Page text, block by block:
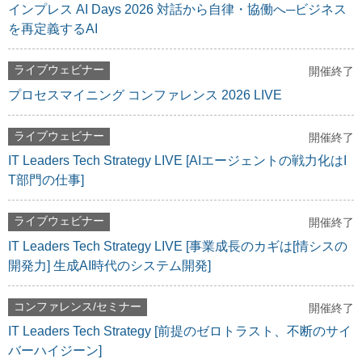
インプレス AI Days 2026 対話から自律・協働へ─ビジネス
を再定義するAI
ライブウェビナー 開催終了
プロセスマイニング コンファレンス 2026 LIVE
ライブウェビナー 開催終了
IT Leaders Tech Strategy LIVE [AIエージェントの戦力化はI
T部門の仕事]
ライブウェビナー 開催終了
IT Leaders Tech Strategy LIVE [事業成長のカギは[情シスの
開発力] 生成AI時代のシステム開発]
コンファレンス/セミナー 開催終了
IT Leaders Tech Strategy [前提のゼロトラスト、不断のサイ
バーハイジーン]